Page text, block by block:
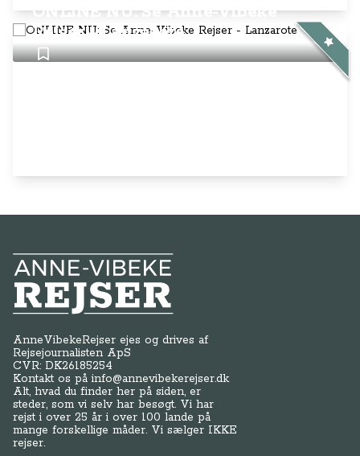
ONLINE NU: Se Anne-Vibeke
Rejser - Lanzarote
Anne-Vibeke Rejser
AnneVibekeRejser ejes og drives af
Rejsejournalisten ApS
CVR: DK26185254
Kontakt os påinfo@annevibekerejser.dk
Alt, hvad du finder her på siden, er
steder, som vi selv har besøgt. Vi har
rejst i over 25 år i over 100 lande på
mange forskellige måder. Vi sælger IKKE
rejser.